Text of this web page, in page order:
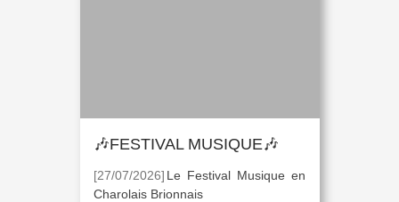
🎶FESTIVAL MUSIQUE🎶
[27/07/2026] Le Festival Musique en
Charolais Brionnais